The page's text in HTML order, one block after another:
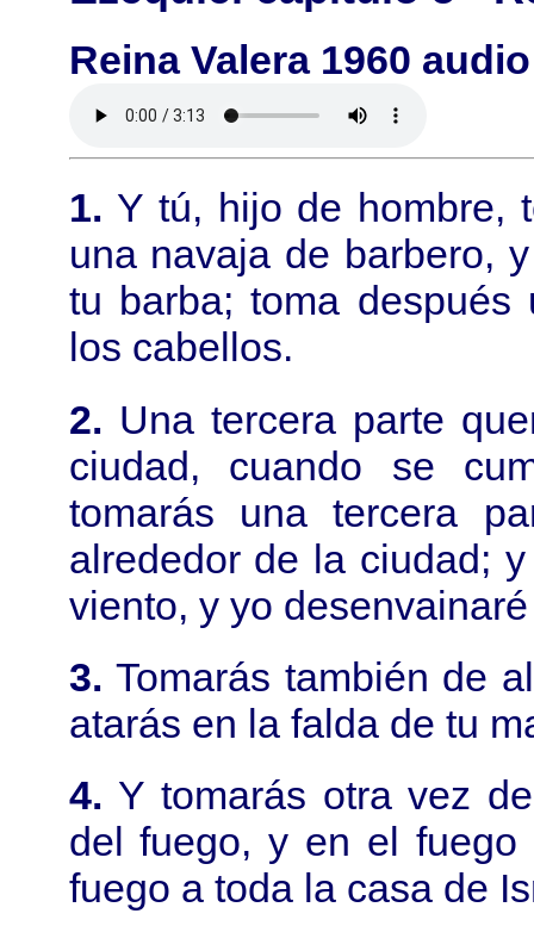
Reina Valera 1960
1. Y tú, hijo de hombre,
una navaja de barbero,
tu barba; toma
los cabellos.
2. Una tercera parte
ciudad, cuando se
tomarás una tercera
alrededor de la ciudad;
viento, y yo
3.Tomarás también de
atarás en la falda de tu
4. Y tomarás otra vez
del fuego, y en el
fuego a toda la casa de